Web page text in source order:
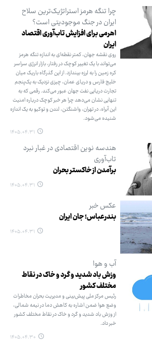
چرا تنگه هرمز استراتژیک‌ترین سلاح
ایران در جنگ موجودیتی است؟
اهرمی برای افزایش تاب‌آوری اقتصاد
ایران
روی نقشه جهان، کمتر نقطه‌ای به اندازه تنگه هرمز
می‌تواند با یک تغییر کوچک در رفتار، بازار انرژی سراسر
کره زمین را به لرزه بیندازد. از این گذرگاه باریک میان
خلیج فارس و دریای عمان، چیزی نزدیک به یک‌پنجم
تجارت دریایی نفت جهان عبور می‌کند. رقمی که به
تنهایی نشان می‌دهد چرا هر خبر کوچک درباره امنیت
این آبراه، در تهران، واشنگتن، لندن و توکیو به یک اندازه
شنیده می‌شود.
۱۴۰۵.۰۴.۳۱
هندسه نوین اقتصادی در غبار نبرد
تاب‌آوری
برآمدن از خاکستر بحران
۱۴۰۵.۰۴.۳۱
عکس خبر
بندرعباس؛ جان ایران
۱۴۰۵.۰۴.۳۱
آب و هوا
وزش باد شدید و گرد و خاک در نقاط
مختلف کشور
رئیس مرکز ملی پیش‌بینی و مدیریت بحران مخاطرات
وضع هوا ضمن اشاره به کاهش دما در نیمه شمالی،
از وزش باد شدید و گرد و خاک در نقاط مختلف کشور
خبر داد.
۱۴۰۵.۰۴.۳۰